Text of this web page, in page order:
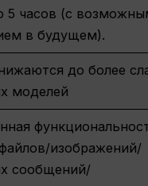
5 часов (с
в будущем).
до более
моделей
файлов/изображений/
сообщений/